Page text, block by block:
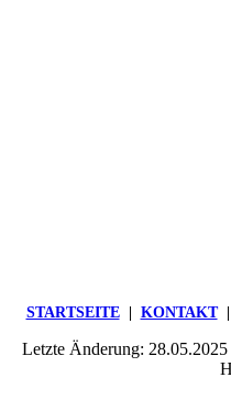
STARTSEITE| KONTAKT|
Letzte Änderung: